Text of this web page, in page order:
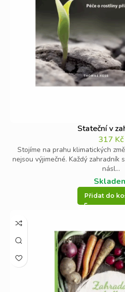
Stateční v
317 Kč
Stojíme na prahu klimatických
nejsou výjimečné. Každý zahradník
násl...
Přidat do